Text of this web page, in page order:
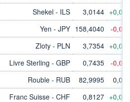
Shekel - ILS 3,0144
Yen - JPY 158,4040 -
Zloty - PLN 3,7354
Livre Sterling - GBP 0,7435 -
Rouble - RUB 82,9995
Franc Suisse - CHF 0,8127